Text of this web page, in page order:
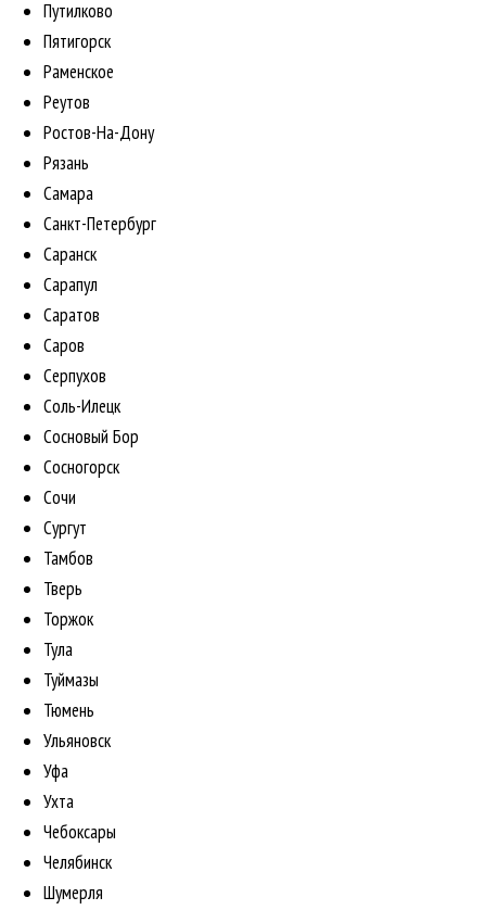
Путилково
Пятигорск
Раменское
Реутов
Ростов-На-Дону
Рязань
Самара
Санкт-Петербург
Саранск
Сарапул
Саратов
Саров
Серпухов
Соль-Илецк
Сосновый Бор
Сосногорск
Сочи
Сургут
Тамбов
Тверь
Торжок
Тула
Туймазы
Тюмень
Ульяновск
Уфа
Ухта
Чебоксары
Челябинск
Шумерля